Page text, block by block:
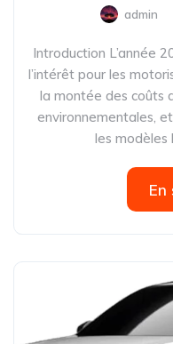
admin
Introduction L’année
l’intérêt pour les
la montée des coûts
environnementales,
les modèles
En